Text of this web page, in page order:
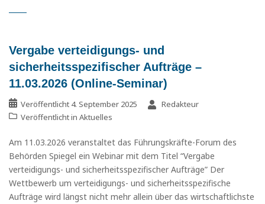
Vergabe verteidigungs- und
sicherheitsspezifischer Aufträge –
11.03.2026 (Online-Seminar)
Veröffentlicht 4. September 2025
Redakteur
Veröffentlicht in Aktuelles
Am 11.03.2026 veranstaltet das Führungskräfte-Forum des
Behörden Spiegel ein Webinar mit dem Titel “Vergabe
verteidigungs- und sicherheitsspezifischer Aufträge” Der
Wettbewerb um verteidigungs- und sicherheitsspezifische
Aufträge wird längst nicht mehr allein über das wirtschaftlichste